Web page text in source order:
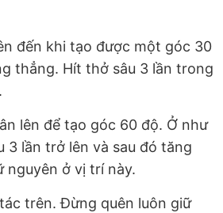
đến khi tạo được một góc 30
thẳng. Hít thở sâu 3 lần trong
lên để tạo góc 60 độ. Ở như
3 lần trở lên và sau đó tăng
nguyên ở vị trí này.
trên. Đừng quên luôn giữ